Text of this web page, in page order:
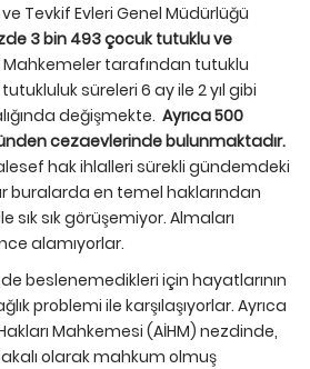
Tevkif Evleri Genel Müdürlüğü
3 bin 493 çocuk tutuklu ve
Mahkemeler tarafından tutuklu
süreleri 6 ay ile 2 yıl gibi
değişmekte. Ayrıca 500
cezaevlerinde bulunmaktadır.
hak ihlalleri sürekli gündemdeki
buralarda en temel haklarından
sık sık görüşemiyor. Almaları
alamıyorlar.
beslenemedikleri için hayatlarının
problemi ile karşılaşıyorlar. Ayrıca
Mahkemesi (AİHM) nezdinde,
olarak mahkum olmuş